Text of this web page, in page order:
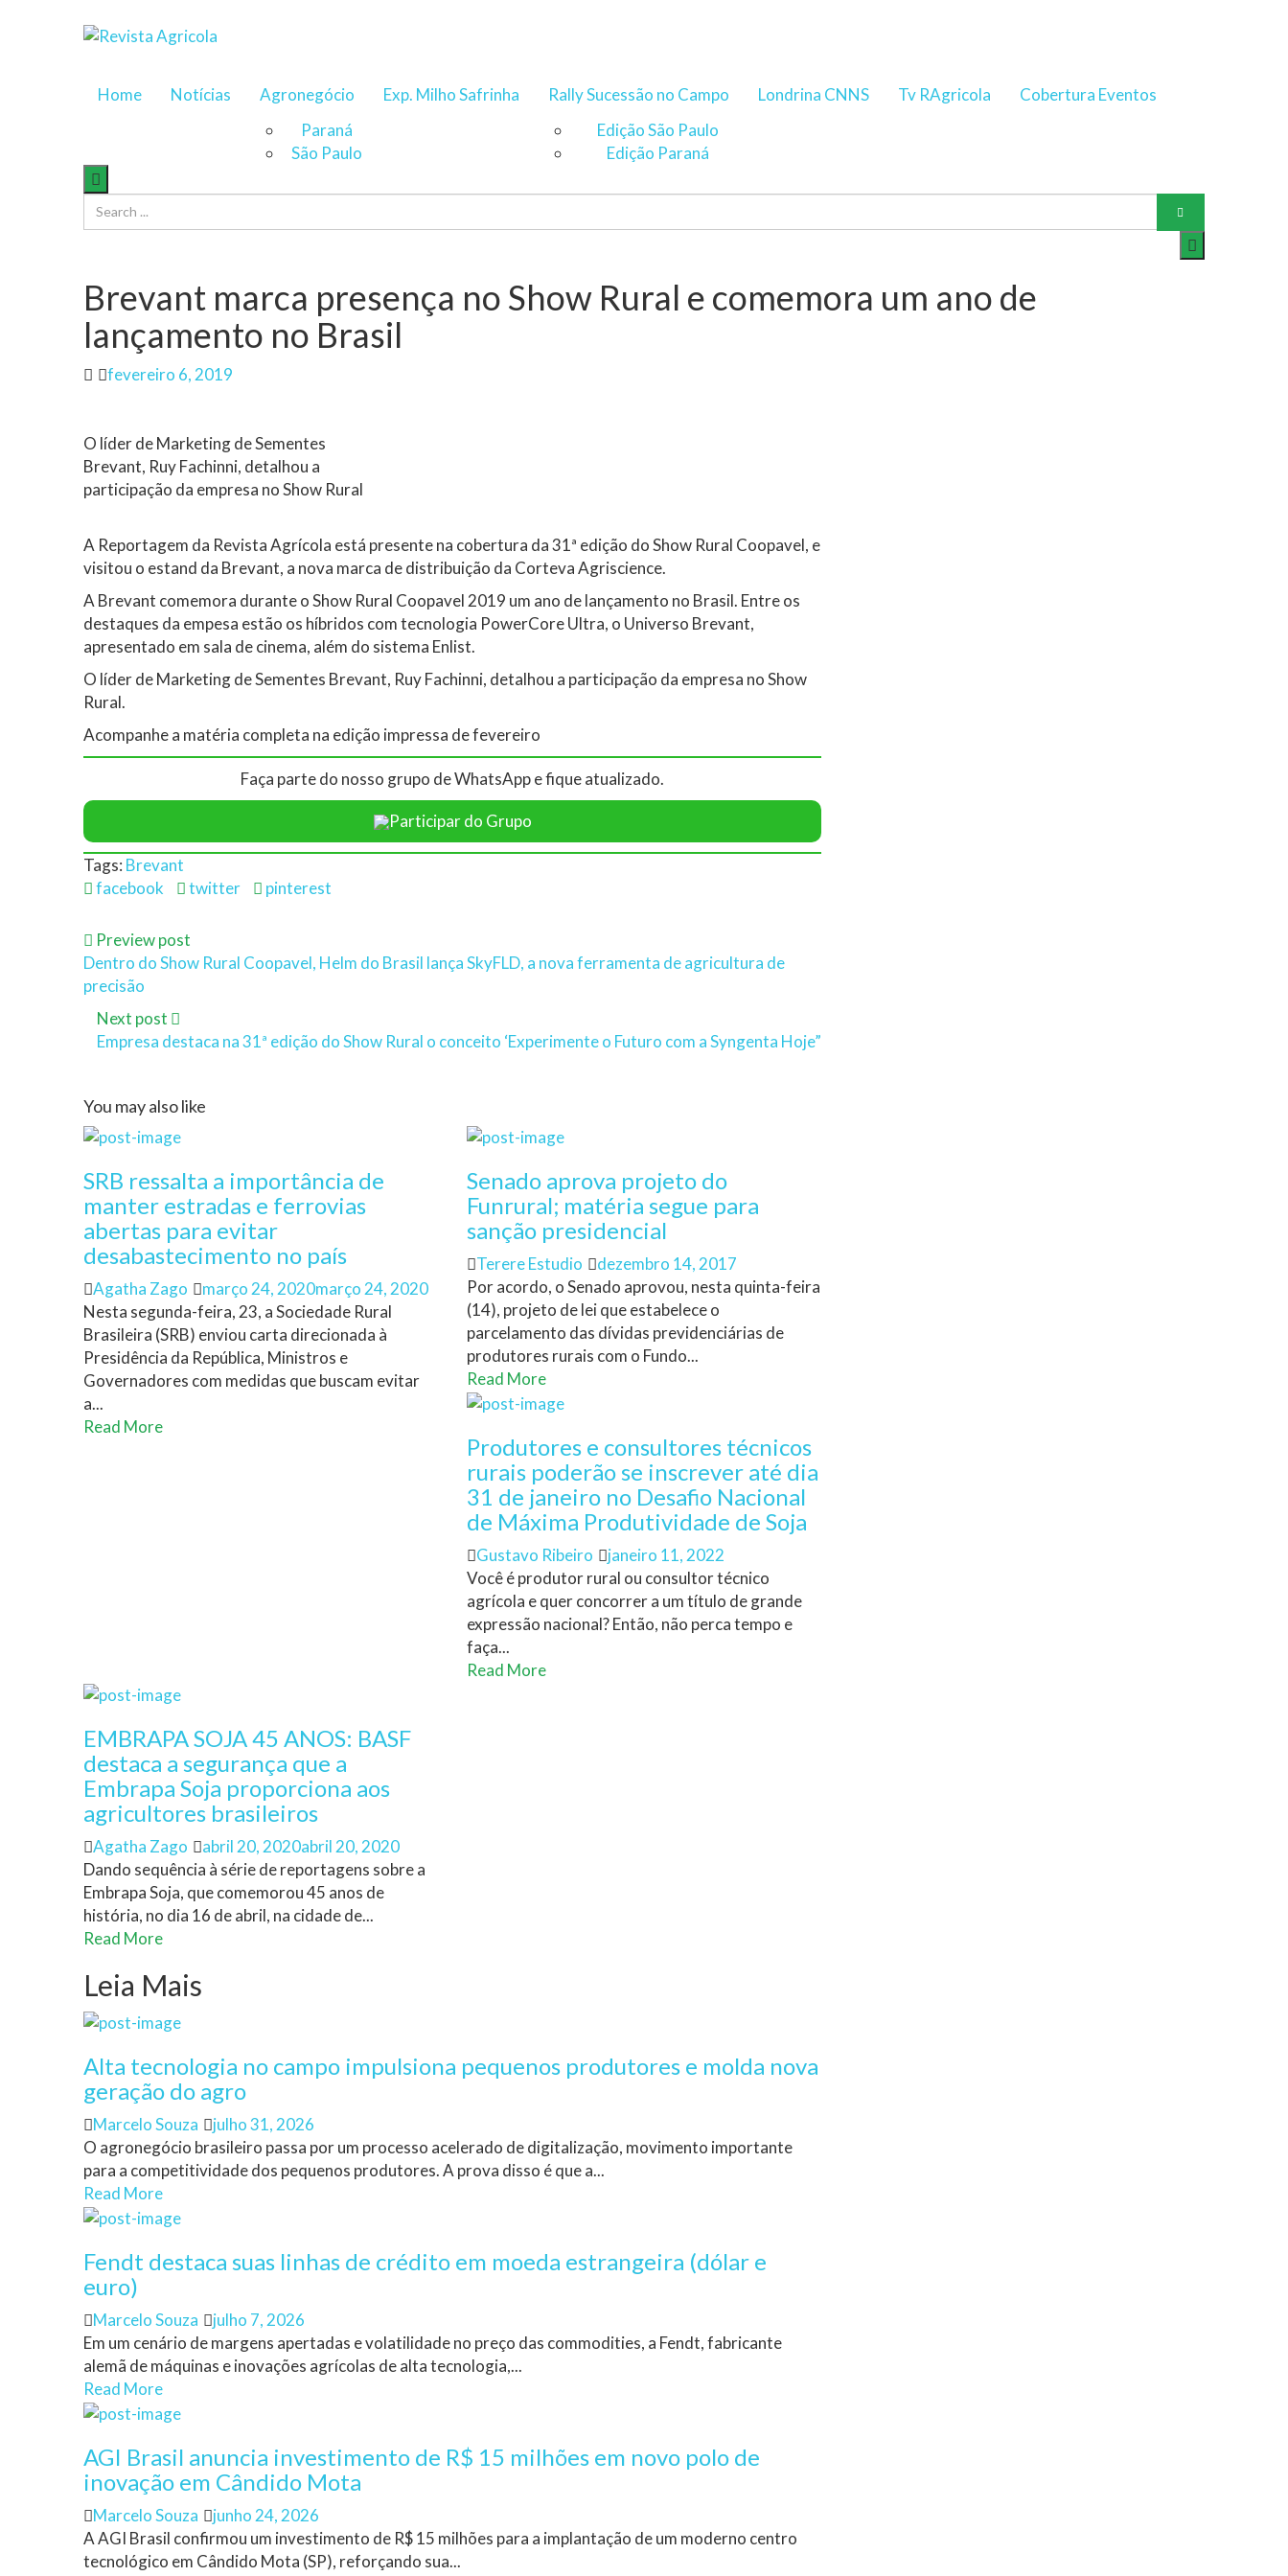
Home Notícias
Agronegócio
Paraná
São Paulo
Exp. Milho Safrinha
Rally Sucessão no Campo
Edição São Paulo
Edição Paraná
Londrina CNNS Tv RAgricola Cobertura Eventos
Brevant marca presença no Show Rural e comemora um ano de
lançamento no Brasil
Author
Posted
fevereiro 6, 2019
O líder de Marketing de Sementes
Brevant, Ruy Fachinni, detalhou a
participação da empresa no Show Rural
A Reportagem da Revista Agrícola está presente na cobertura da 31ª edição do Show Rural Coopavel, e
visitou o estand da Brevant, a nova marca de distribuição da Corteva Agriscience.
A Brevant comemora durante o Show Rural Coopavel 2019 um ano de lançamento no Brasil. Entre os
destaques da empesa estão os híbridos com tecnologia PowerCore Ultra, o Universo Brevant,
apresentado em sala de cinema, além do sistema Enlist.
O líder de Marketing de Sementes Brevant, Ruy Fachinni, detalhou a participação da empresa no Show
Rural.
Acompanhe a matéria completa na edição impressa de fevereiro
Faça parte do nosso grupo de WhatsApp e fique atualizado.
Participar do Grupo
Tags: Brevant
facebook
twitter pinterest
Preview post
Dentro do Show Rural Coopavel, Helm do Brasil lança SkyFLD, a nova ferramenta de agricultura de
precisão
Next post
Empresa destaca na 31ª edição do Show Rural o conceito ‘Experimente o Futuro com a Syngenta Hoje”
You may also like
SRB ressalta a importância de
manter estradas e ferrovias
abertas para evitar
desabastecimento no país
Author
Agatha Zago
Posted
on
março 24, 2020março 24, 2020
Nesta segunda-feira, 23, a Sociedade Rural
Brasileira (SRB) enviou carta direcionada à
Presidência da República, Ministros e
Governadores com medidas que buscam evitar
a...
Read More
Senado aprova projeto do
Funrural; matéria segue para
sanção presidencial
Author
Terere Estudio
Posted
on
dezembro 14, 2017
Por acordo, o Senado aprovou, nesta quinta-feira
(14), projeto de lei que estabelece o
parcelamento das dívidas previdenciárias de
produtores rurais com o Fundo...
Read More
Produtores e consultores técnicos
rurais poderão se inscrever até dia
31 de janeiro no Desafio Nacional
de Máxima Produtividade de Soja
Author
Gustavo Ribeiro
Posted
on
janeiro 11, 2022
Você é produtor rural ou consultor técnico
agrícola e quer concorrer a um título de grande
expressão nacional? Então, não perca tempo e
faça...
Read More
EMBRAPA SOJA 45 ANOS: BASF
destaca a segurança que a
Embrapa Soja proporciona aos
agricultores brasileiros
Author
Agatha Zago
Posted
on
abril 20, 2020abril 20, 2020
Dando sequência à série de reportagens sobre a
Embrapa Soja, que comemorou 45 anos de
história, no dia 16 de abril, na cidade de...
Read More
Leia Mais
Alta tecnologia no campo impulsiona pequenos produtores e molda nova
geração do agro
Author
Marcelo Souza
Posted
on
julho 31, 2026
O agronegócio brasileiro passa por um processo acelerado de digitalização, movimento importante
para a competitividade dos pequenos produtores. A prova disso é que a...
Read More
Fendt destaca suas linhas de crédito em moeda estrangeira (dólar e
euro)
Author
Marcelo Souza
Posted
on
julho 7, 2026
Em um cenário de margens apertadas e volatilidade no preço das commodities, a Fendt, fabricante
alemã de máquinas e inovações agrícolas de alta tecnologia,...
Read More
AGI Brasil anuncia investimento de R$ 15 milhões em novo polo de
inovação em Cândido Mota
Author
Marcelo Souza
Posted
on
junho 24, 2026
A AGI Brasil confirmou um investimento de R$ 15 milhões para a implantação de um moderno centro
tecnológico em Cândido Mota (SP), reforçando sua...